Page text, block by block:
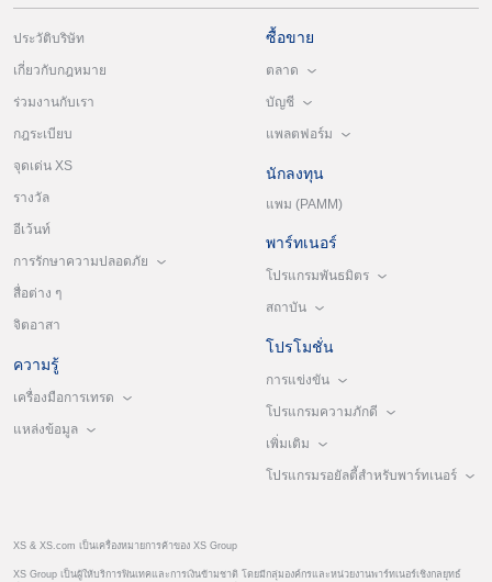
ประวัติบริษัท
เกี่ยวกับกฎหมาย
ร่วมงานกับเรา
กฎระเบียบ
จุดเด่น XS
รางวัล
อีเว้นท์
การรักษาความปลอดภัย
สื่อต่าง ๆ
จิตอาสา
ความรู้
เครื่องมือการเทรด
แหล่งข้อมูล
ซื้อขาย
ตลาด
บัญชี
แพลตฟอร์ม
นักลงทุน
แพม (PAMM)
พาร์ทเนอร์
โปรแกรมพันธมิตร
สถาบัน
โปรโมชั่น
การแข่งขัน
โปรแกรมความภักดี
เพิ่มเติม
โปรแกรมรอยัลตี้สำหรับพาร์ทเนอร์
XS & XS.com เป็นเครื่องหมายการค้าของ XS Group
XS Group เป็นผู้ให้บริการฟินเทคและการเงินข้ามชาติ โดยมีกลุ่มองค์กรและหน่วยงานพาร์ทเนอร์เชิงกลยุทธ์